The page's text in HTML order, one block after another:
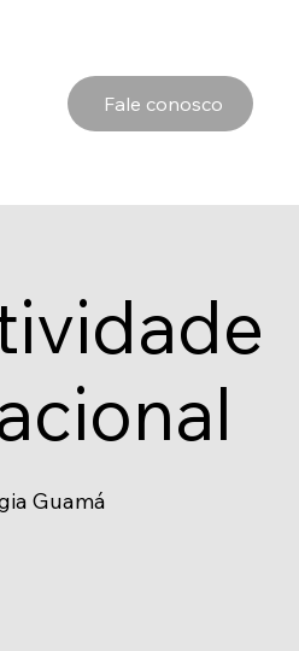
Fale conosco
Guamá